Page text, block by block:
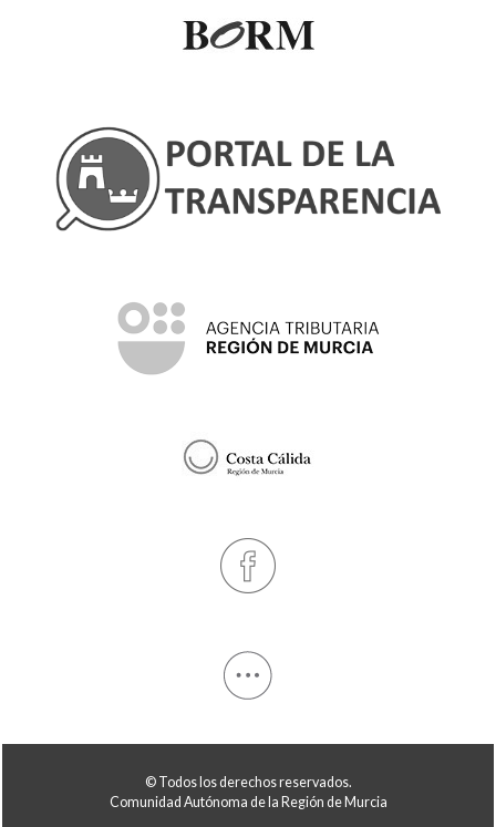
© Todos los derechos reservados.
Comunidad Autónoma de la Región de Murcia